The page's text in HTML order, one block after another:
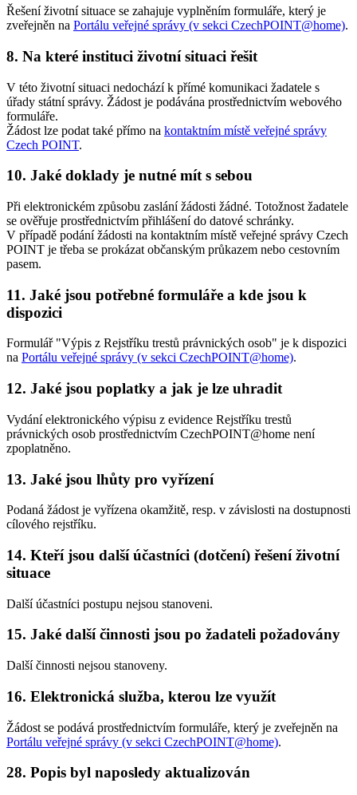
Řešení životní situace se zahajuje vyplněním formuláře, který je
zveřejněn na Portálu veřejné správy (v sekci CzechPOINT@home).
8. Na které instituci životní situaci řešit
V této životní situaci nedochází k přímé komunikaci žadatele s
úřady státní správy. Žádost je podávána prostřednictvím webového
formuláře.
Žádost lze podat také přímo na kontaktním místě veřejné správy
Czech POINT.
10. Jaké doklady je nutné mít s sebou
Při elektronickém způsobu zaslání žádosti žádné. Totožnost žadatele
se ověřuje prostřednictvím přihlášení do datové schránky.
V případě podání žádosti na kontaktním místě veřejné správy Czech
POINT je třeba se prokázat občanským průkazem nebo cestovním
pasem.
11. Jaké jsou potřebné formuláře a kde jsou k
dispozici
Formulář "Výpis z Rejstříku trestů právnických osob" je k dispozici
na Portálu veřejné správy (v sekci CzechPOINT@home).
12. Jaké jsou poplatky a jak je lze uhradit
Vydání elektronického výpisu z evidence Rejstříku trestů
právnických osob prostřednictvím CzechPOINT@home není
zpoplatněno.
13. Jaké jsou lhůty pro vyřízení
Podaná žádost je vyřízena okamžitě, resp. v závislosti na dostupnosti
cílového rejstříku.
14. Kteří jsou další účastníci (dotčení) řešení životní
situace
Další účastníci postupu nejsou stanoveni.
15. Jaké další činnosti jsou po žadateli požadovány
Další činnosti nejsou stanoveny.
16. Elektronická služba, kterou lze využít
Žádost se podává prostřednictvím formuláře, který je zveřejněn na
Portálu veřejné správy (v sekci CzechPOINT@home).
28. Popis byl naposledy aktualizován